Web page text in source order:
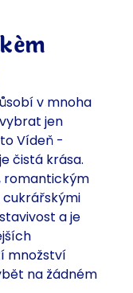
v mnoha
jen
Vídeň -
čistá krása.
romantickým
a je
množství
na žádném